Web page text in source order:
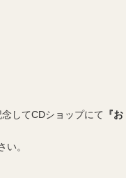
してCDショップにて 『お
。